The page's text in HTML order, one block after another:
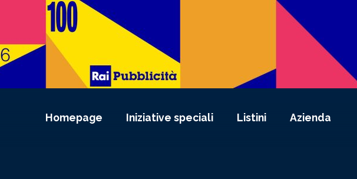
Homepage Iniziative speciali Listini Azienda